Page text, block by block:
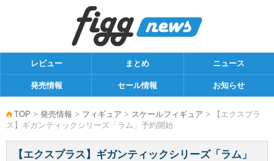
レビュー まとめ ニュース
発売情報 セール情報 お知らせ
TOP > 発売情報 > フィギュア > スケールフィギュア > 【エクスプラ
ス】ギガンティックシリーズ「ラム」予約開始
【エクスプラス】ギガンティックシリーズ「ラム」